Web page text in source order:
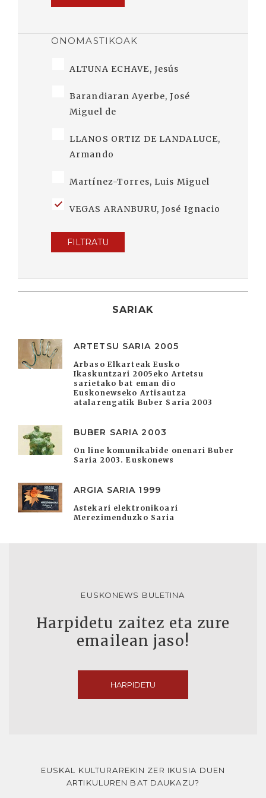
ONOMASTIKOAK
ALTUNA ECHAVE, Jesús
Barandiaran Ayerbe, José
Miguel de
LLANOS ORTIZ DE LANDALUCE,
Armando
Martínez-Torres, Luis Miguel
VEGAS ARANBURU, José Ignacio
FILTRATU
SARIAK
ARTETSU SARIA 2005
Arbaso Elkarteak Eusko
Ikaskuntzari 2005eko Artetsu
sarietako bat eman dio
Euskonewseko Artisautza
atalarengatik Buber Saria 2003
BUBER SARIA 2003
On line komunikabide onenari Buber
Saria 2003. Euskonews
ARGIA SARIA 1999
Astekari elektronikoari
Merezimenduzko Saria
EUSKONEWS BULETINA
Harpidetu zaitez eta zure
emailean jaso!
HARPIDETU
EUSKAL KULTURAREKIN ZER IKUSIA DUEN
ARTIKULUREN BAT DAUKAZU?